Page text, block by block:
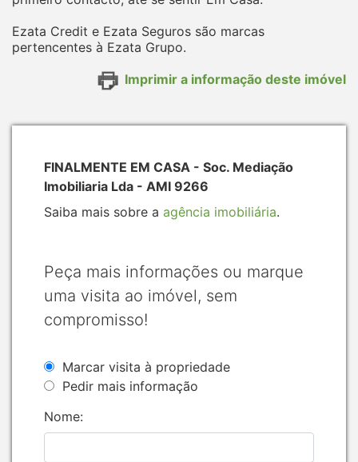
Ezata Credit e Ezata Seguros são marcas
pertencentes à Ezata Grupo.
Imprimir a informação deste imóvel
FINALMENTE EM CASA - Soc. Mediação
Imobiliaria Lda - AMI 9266
Saiba mais sobre a agência imobiliária.
Peça mais informações ou marque
uma visita ao imóvel, sem
compromisso!
Marcar visita à propriedade
Pedir mais informação
Nome: